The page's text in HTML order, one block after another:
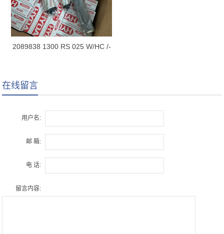
2089838 1300 RS 025 W/HC /-
在线留言
用户名:
邮 箱:
电 话:
留言内容: